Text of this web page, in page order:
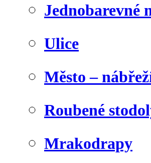
Jednobarevné
Ulice
Město –
Roubené
Mrakodrapy